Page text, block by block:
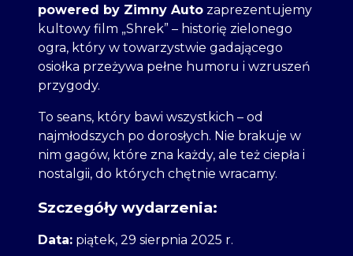
powered by Zimny Auto zaprezentujemy
kultowy film „Shrek” – historię zielonego
ogra, który w towarzystwie gadającego
osiołka przeżywa pełne humoru i wzruszeń
przygody.
To seans, który bawi wszystkich – od
najmłodszych po dorosłych. Nie brakuje w
nim gagów, które zna każdy, ale też ciepła i
nostalgii, do których chętnie wracamy.
Szczegóły wydarzenia:
Data: piątek, 29 sierpnia 2025 r.